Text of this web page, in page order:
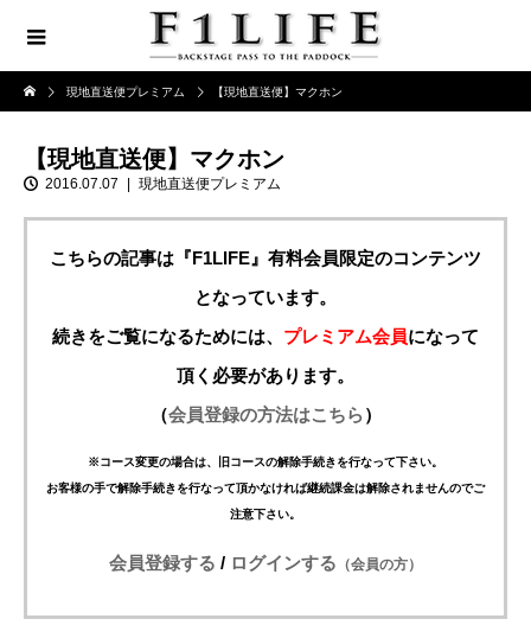
現地直送便プレミアム 【現地直送便】マクホン
【現地直送便】マクホン
2016.07.07 現地直送便プレミアム
こちらの記事は『F1LIFE』有料会員限定のコンテンツ
となっています。
続きをご覧になるためには、 プレミアム会員になって
頂く必要があります。
（会員登録の方法はこちら）
※コース変更の場合は、旧コースの解除手続きを行なって下さい。
お客様の手で解除手続きを行なって頂かなければ継続課金は解除されませんのでご
注意下さい。
会員登録する / ログインする （会員の方）